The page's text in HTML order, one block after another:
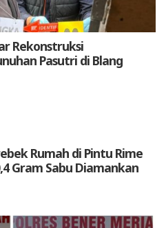
Rekonstruksi
Pasutri di Blang
Rumah di Pintu Rime
Gram Sabu Diamankan